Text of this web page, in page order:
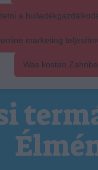
a
marketing
Was kosten